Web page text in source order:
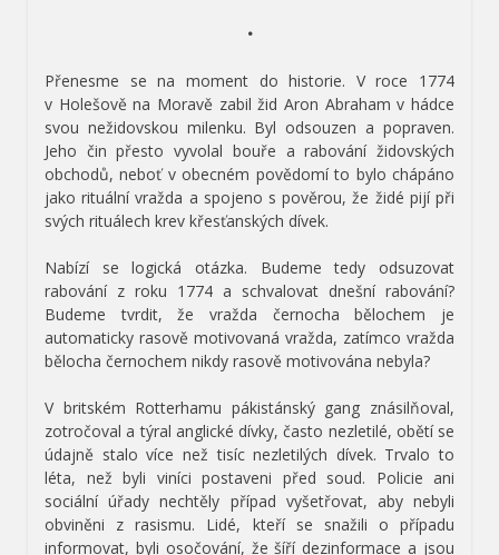
•
Přenesme se na moment do historie. V roce 1774
v Holešově na Moravě zabil žid Aron Abraham v hádce
svou nežidovskou milenku. Byl odsouzen a popraven.
Jeho čin přesto vyvolal bouře a rabování židovských
obchodů, neboť v obecném povědomí to bylo chápáno
jako rituální vražda a spojeno s pověrou, že židé pijí při
svých rituálech krev křesťanských dívek.
Nabízí se logická otázka. Budeme tedy odsuzovat
rabování z roku 1774 a schvalovat dnešní rabování?
Budeme tvrdit, že vražda černocha bělochem je
automaticky rasově motivovaná vražda, zatímco vražda
bělocha černochem nikdy rasově motivována nebyla?
V britském Rotterhamu pákistánský gang znásilňoval,
zotročoval a týral anglické dívky, často nezletilé, obětí se
údajně stalo více než tisíc nezletilých dívek. Trvalo to
léta, než byli viníci postaveni před soud. Policie ani
sociální úřady nechtěly případ vyšetřovat, aby nebyli
obviněni z rasismu. Lidé, kteří se snažili o případu
informovat, byli osočování, že šíří dezinformace a jsou